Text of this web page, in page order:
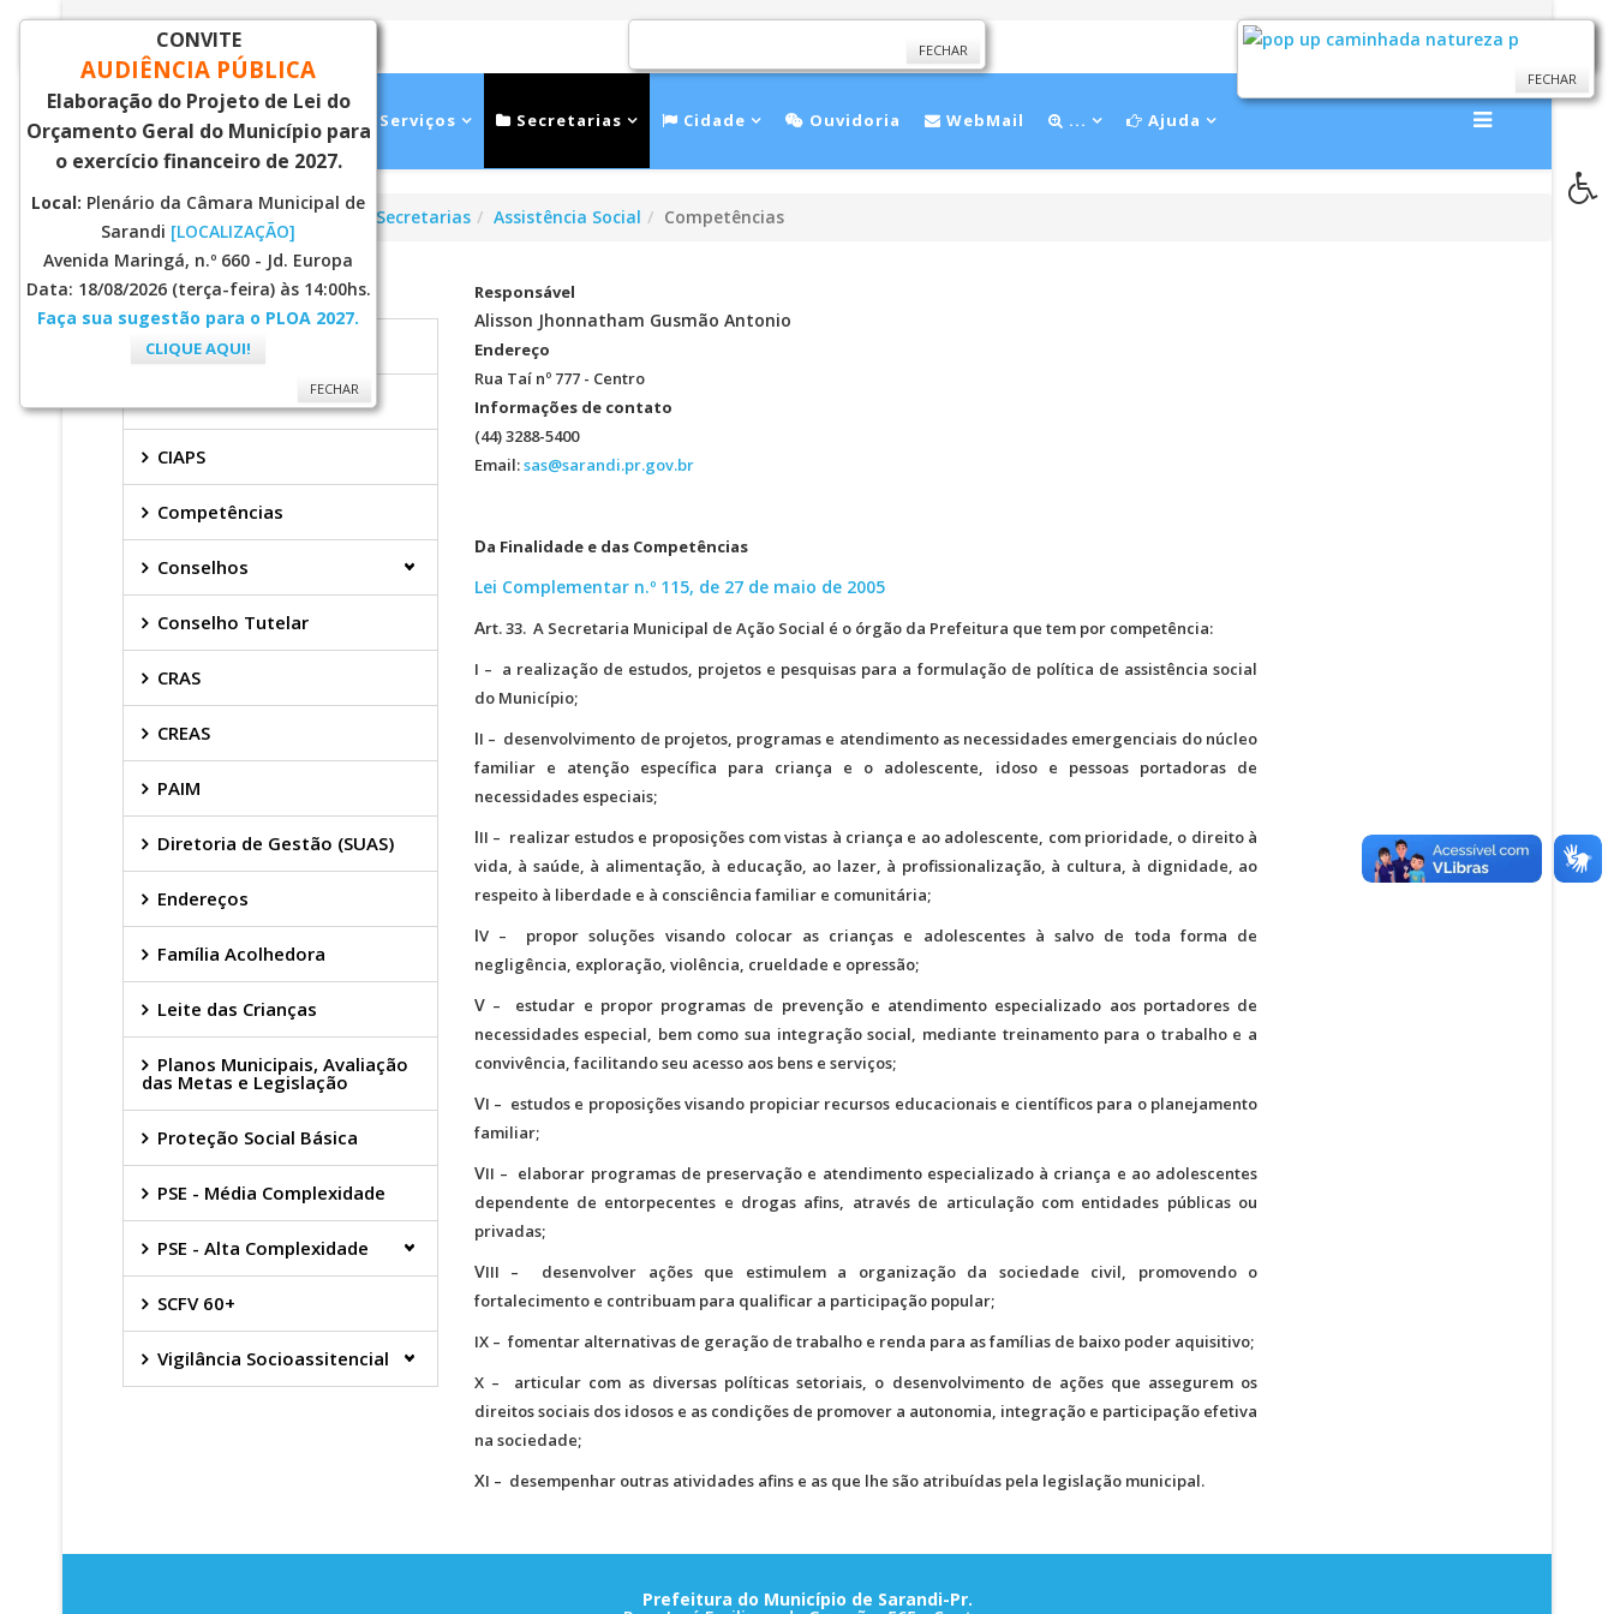
Inicial Notícias Serviços Secretarias Cidade Ouvidoria WebMail ... Ajuda
Você está aqui:Página Principal Secretarias Assistência Social Competências
ASSISTENCIA SOCIAL
Bolsa Família
Cadastro Único
CIAPS
Competências
Conselhos
Conselho Tutelar
CRAS
CREAS
PAIM
Diretoria de Gestão (SUAS)
Endereços
Família Acolhedora
Leite das Crianças
Planos Municipais, Avaliação
das Metas e Legislação
Proteção Social Básica
PSE - Média Complexidade
PSE - Alta Complexidade
SCFV 60+
Vigilância Socioassitencial
Responsável
Alisson Jhonnatham Gusmão Antonio
Endereço
Rua Taí nº 777 - Centro
Informações de contato
(44) 3288-5400
Email:sas@sarandi.pr.gov.br
Da Finalidade e das Competências
Lei Complementar n.º 115, de 27 de maio de 2005
Art. 33. A Secretaria Municipal de Ação Social é o órgão da Prefeitura que tem por competência:
I – a realização de estudos, projetos e pesquisas para a formulação de política de assistência social
do Município;
II – desenvolvimento de projetos, programas e atendimento as necessidades emergenciais do núcleo
familiar e atenção específica para criança e o adolescente, idoso e pessoas portadoras de
necessidades especiais;
III – realizar estudos e proposições com vistas à criança e ao adolescente, com prioridade, o direito à
vida, à saúde, à alimentação, à educação, ao lazer, à profissionalização, à cultura, à dignidade, ao
respeito à liberdade e à consciência familiar e comunitária;
IV – propor soluções visando colocar as crianças e adolescentes à salvo de toda forma de
negligência, exploração, violência, crueldade e opressão;
V– estudar e propor programas de prevenção e atendimento especializado aos portadores de
necessidades especial, bem como sua integração social, mediante treinamento para o trabalho e a
convivência, facilitando seu acesso aos bens e serviços;
VI – estudos e proposições visando propiciar recursos educacionais e científicos para o planejamento
familiar;
VII – elaborar programas de preservação e atendimento especializado à criança e ao adolescentes
dependente de entorpecentes e drogas afins, através de articulação com entidades públicas ou
privadas;
VIII – desenvolver ações que estimulem a organização da sociedade civil, promovendo o
fortalecimento e contribuam para qualificar a participação popular;
IX – fomentar alternativas de geração de trabalho e renda para as famílias de baixo poder aquisitivo;
X – articular com as diversas políticas setoriais, o desenvolvimento de ações que assegurem os
direitos sociais dos idosos e as condições de promover a autonomia, integração e participação efetiva
na sociedade;
XI – desempenhar outras atividades afins e as que lhe são atribuídas pela legislação municipal.
Prefeitura do Município de Sarandi-Pr.
CONVITE
AUDIÊNCIA PÚBLICA
Elaboração do Projeto de Lei do
Orçamento Geral do Município para
o exercício financeiro de 2027.
Local: Plenário da Câmara Municipal de
Sarandi [LOCALIZAÇÃO]
Avenida Maringá, n.º 660 - Jd. Europa
Data: 18/08/2026 (terça-feira) às 14:00hs.
Faça sua sugestão para o PLOA 2027.
CLIQUE AQUI!
FECHAR
FECHAR
FECHAR